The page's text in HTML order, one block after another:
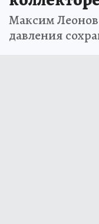
Максим
давления